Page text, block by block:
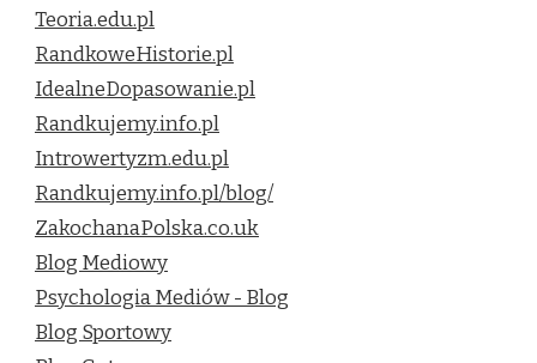
Teoria.edu.pl
RandkoweHistorie.pl
IdealneDopasowanie.pl
Randkujemy.info.pl
Introwertyzm.edu.pl
Randkujemy.info.pl/blog/
ZakochanaPolska.co.uk
Blog Mediowy
Psychologia Mediów - Blog
Blog Sportowy